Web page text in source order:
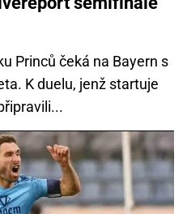
Princů čeká na Bayern s
K duelu, jenž startuje